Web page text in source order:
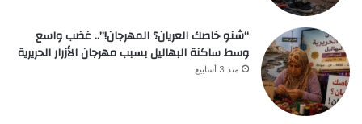
“شنو خاصك العريان؟ المهرجان!”.. غضب واسع
وسط ساكنة البهاليل بسبب مهرجان الأزرار الحريرية
منذ 3 أسابيع